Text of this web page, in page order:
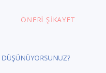
ÖNERI ŞIKAYET